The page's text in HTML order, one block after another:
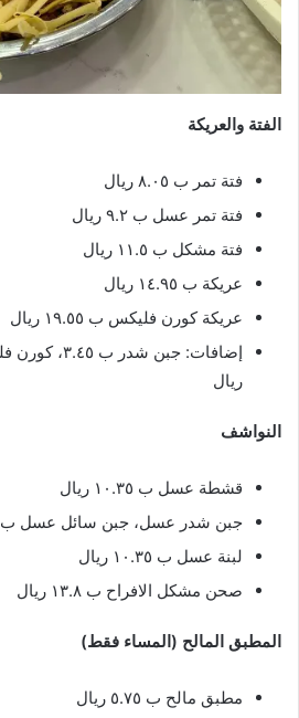
الفتة والعريكة
فتة تمر ب ٨.٠٥ ريال
فتة تمر عسل ب ٩.٢ ريال
فتة مشكل ب ١١.٥ ريال
عريكة ب ١٤.٩٥ ريال
عريكة كورن فليكس ب ١٩.٥٥ ريال
ريال
النواشف
قشطة عسل ب ١٠.٣٥ ريال
جبن شدر عسل، جبن سائل عسل ب ١٠.٣٥ ريال
لبنة عسل ب ١٠.٣٥ ريال
صحن مشكل الافراح ب ١٣.٨ ريال
المطبق المالح (المساء فقط)
مطبق مالح ب ٥.٧٥ ريال